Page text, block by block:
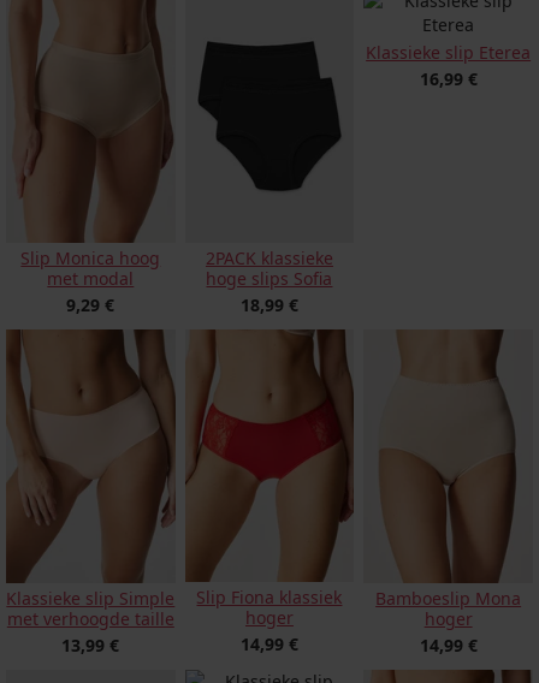
Slip Monica hoog
met modal
9,29 €
2PACK klassieke
hoge slips Sofia
18,99 €
Klassieke slip Eterea
16,99 €
Klassieke slip Simple
met verhoogde taille
13,99 €
Slip Fiona klassiek
hoger
14,99 €
Bamboeslip Mona
hoger
14,99 €